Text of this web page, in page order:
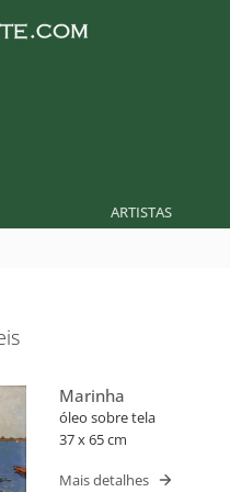
ARTISTAS
Marinha
óleo sobre tela
37 x 65 cm
Mais detalhes